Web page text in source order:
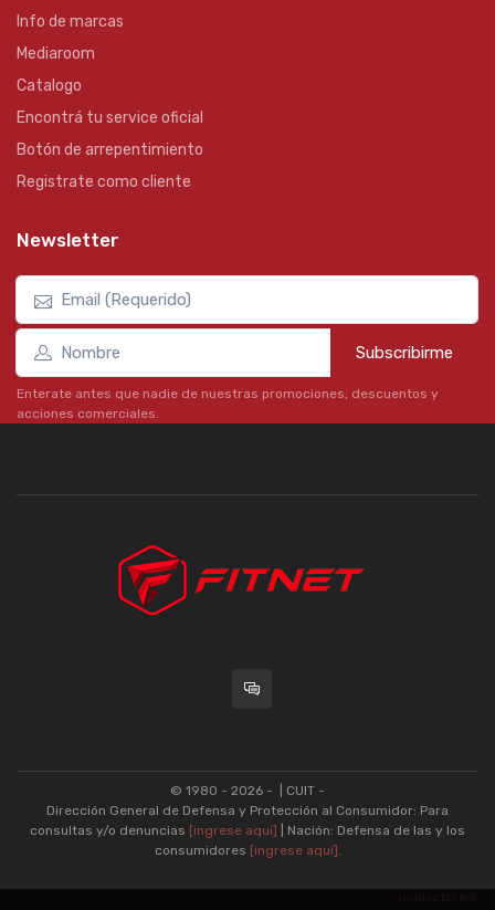
Info de marcas
Mediaroom
Catalogo
Encontrá tu service oficial
Botón de arrepentimiento
Registrate como cliente
Newsletter
Subscribirme
Enterate antes que nadie de nuestras promociones, descuentos y
acciones comerciales.
© 1980 - 2026 -
| CUIT -
Dirección General de Defensa y Protección al Consumidor: Para
consultas y/o denuncias [ingrese aquí]
| Nación: Defensa de las y los
consumidores [ingrese aquí] .